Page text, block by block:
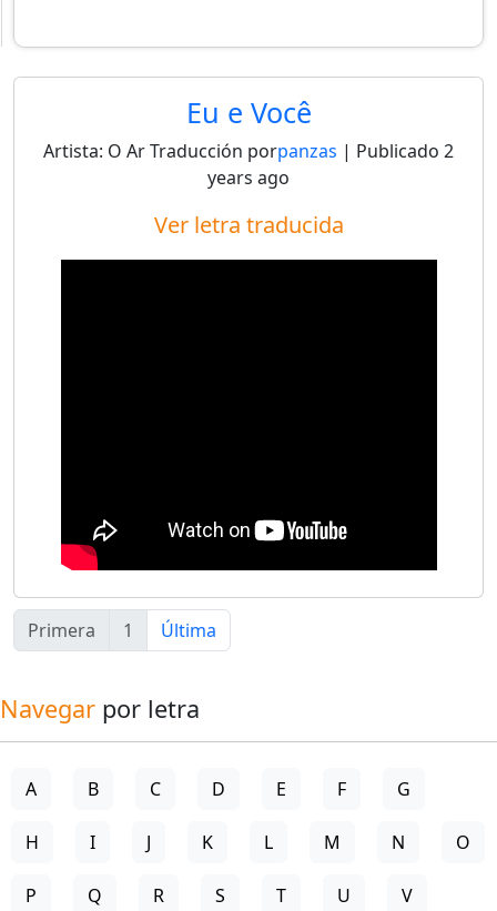
Eu e Você
Artista: O ArTraducción porpanzas | Publicado 2
years ago
Ver letra traducida
Primera 1 Última
Navegar por letra
A B C D E F G
H I J K L M N O
P Q R S T U V